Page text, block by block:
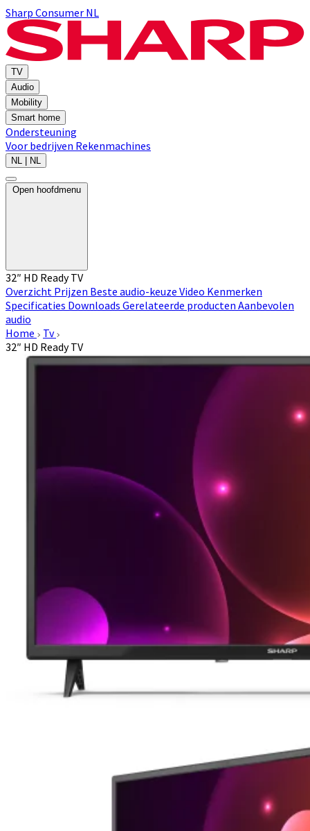
Sharp Consumer NL
TV
Audio
Mobility
Smart home
Ondersteuning
Voor bedrijven Rekenmachines
NL | NL
Open hoofdmenu
32″ HD Ready TV
Overzicht Prijzen Beste audio-keuze Video Kenmerken
Specificaties Downloads Gerelateerde producten Aanbevolen
audio
Home
Tv
32″ HD Ready TV